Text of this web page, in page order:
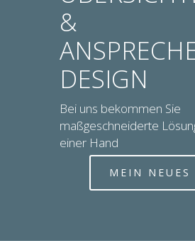
&
DESIGN
Bei uns bekommen Sie
maßgeschneiderte
einer Hand
MEIN NEUES